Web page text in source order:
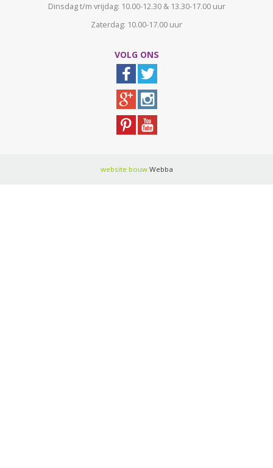
Dinsdag t/m vrijdag: 10.00-12.30 & 13.30-17.00 uur
Zaterdag: 10.00-17.00 uur
VOLG ONS
website bouwWebba